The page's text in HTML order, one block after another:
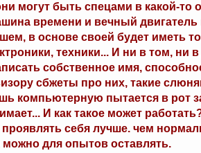
могут быть спецами в какой-то
времени и вечный
в основе своей будет иметь
техники... И ни в том, ни
собственное имя,
сбжеты про них, такие
компьютерную пытается в рот
И как такое может
проявлять себя лучше. чем
можно для опытов оставлять.